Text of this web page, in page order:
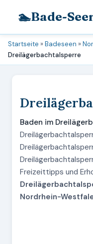
🏊Bade-
Startseite »Badeseen »
Dreilägerbachtalsperre
Baden im
Freizeittipps und
Nordrhein-